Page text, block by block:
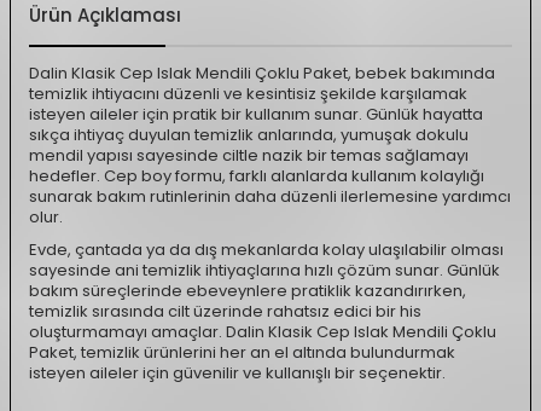
Ürün Açıklaması
Dalin Klasik Cep Islak Mendili Çoklu Paket, bebek bakımında
temizlik ihtiyacını düzenli ve kesintisiz şekilde karşılamak
isteyen aileler için pratik bir kullanım sunar. Günlük hayatta
sıkça ihtiyaç duyulan temizlik anlarında, yumuşak dokulu
mendil yapısı sayesinde ciltle nazik bir temas sağlamayı
hedefler. Cep boy formu, farklı alanlarda kullanım kolaylığı
sunarak bakım rutinlerinin daha düzenli ilerlemesine yardımcı
olur.
Evde, çantada ya da dış mekanlarda kolay ulaşılabilir olması
sayesinde ani temizlik ihtiyaçlarına hızlı çözüm sunar. Günlük
bakım süreçlerinde ebeveynlere pratiklik kazandırırken,
temizlik sırasında cilt üzerinde rahatsız edici bir his
oluşturmamayı amaçlar. Dalin Klasik Cep Islak Mendili Çoklu
Paket, temizlik ürünlerini her an el altında bulundurmak
isteyen aileler için güvenilir ve kullanışlı bir seçenektir.